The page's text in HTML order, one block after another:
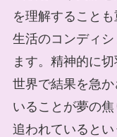
を理解すること
生活のコンディ
ます。精神的に
世界で結果を急
いることが夢の
追われていると